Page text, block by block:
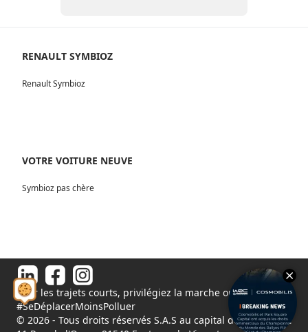
RENAULT SYMBIOZ
Renault Symbioz
VOTRE VOITURE NEUVE
Symbioz pas chère
Pour les trajets courts, privilégiez la marche ou le vélo.
#SeDéplacerMoinsPolluer
© 2026 - Tous droits réservés S.A.S au capital de 1 000 000€